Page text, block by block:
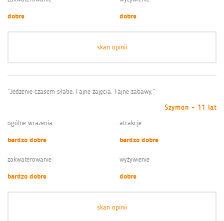
dobre
dobre
skan opinii
“Jedzenie czasem słabe. Fajne zajęcia. Fajne zabawy,”
Szymon - 11 lat
ogólne wrażenia
bardzo dobre
atrakcje
bardzo dobre
zakwaterowanie
bardzo dobre
wyżywienie
dobre
skan opinii